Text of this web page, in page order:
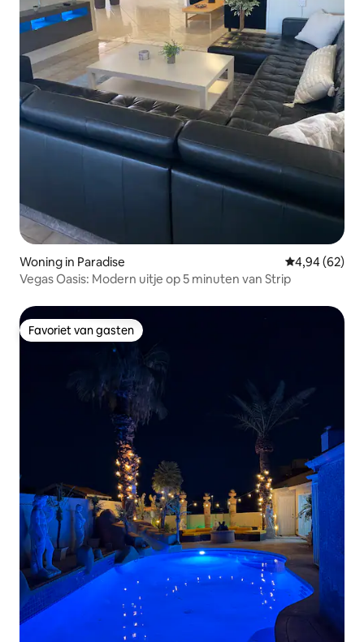
Woning in Paradise Gemiddelde
4,94 (62)
Vegas Oasis: Modern uitje op 5 minuten van Strip
Favoriet van gasten
Favoriet van gasten